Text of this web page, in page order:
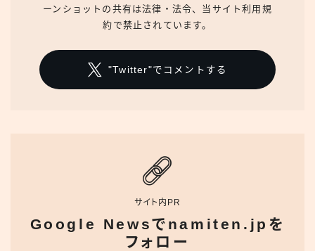
ーンショットの共有は法律・法令、当サイト利用規
約で禁止されています。
"Twitter"でコメントする
サイト内PR
Google Newsでnamiten.jpを
フォロー